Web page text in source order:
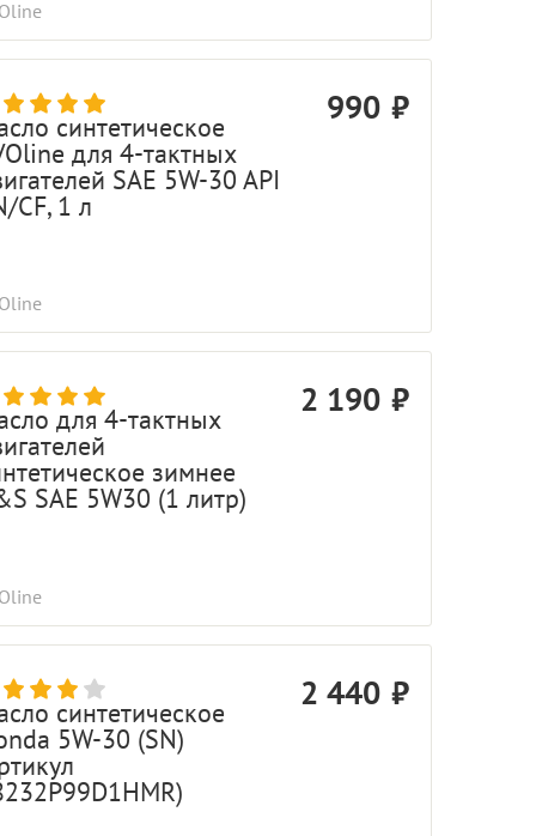
синтетическое
для 4-тактных
SAE 5W-30 API
CF, 1 л
990
для 4-тактных
зимнее
SAE 5W30 (1 литр)
2 190
синтетическое
5W-30 (SN)
2 440